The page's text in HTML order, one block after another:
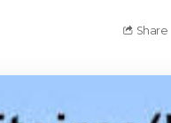
Share